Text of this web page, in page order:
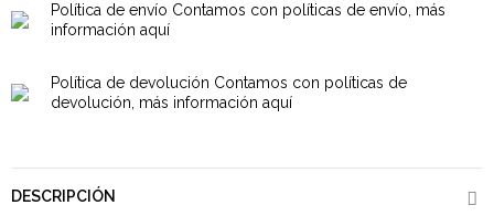
Política de envío Contamos con políticas de envío, más
información aquí
Política de devolución Contamos con políticas de
devolución, más información aquí
DESCRIPCIÓN